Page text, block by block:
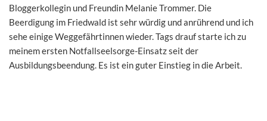
Bloggerkollegin und Freundin Melanie Trommer. Die
Beerdigung im Friedwald ist sehr würdig und anrührend und ich
sehe einige Weggefährtinnen wieder. Tags drauf starte ich zu
meinem ersten Notfallseelsorge-Einsatz seit der
Ausbildungsbeendung. Es ist ein guter Einstieg in die Arbeit.